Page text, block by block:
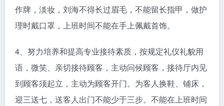
作牌，淡妆，刘海不得长过眉毛，不能留长指甲，做护
理时戴口罩，上班时间不能在手上佩戴首饰。
4、努力培养和提高专业接待素质，按规定礼仪礼貌用
语，微笑、亲切接待顾客，主动问候顾客，接待厅内见
到顾客须起立，主动为顾客开门。为客人换鞋、铺床，
迎三送七，送客人出门不能少于三步。不能在上班时间